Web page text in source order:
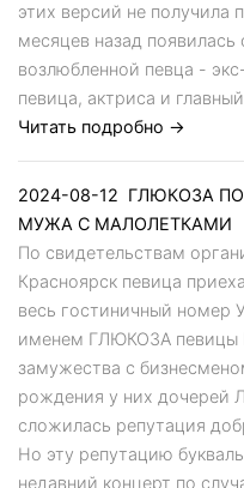
этих версий не получила
месяцев назад появилась
возлюбленной певца -
певица, актриса и главный
Читать подробно →
2024-08-12 ГЛЮКОЗА
МУЖА С МАЛОЛЕТКАМИ
По свидетельствам
Красноярск певица
весь гостиничный номер
именем ГЛЮКОЗА
замужества с
рождения у них дочерей
сложилась репутация
Но эту репутацию
недавний концерт по